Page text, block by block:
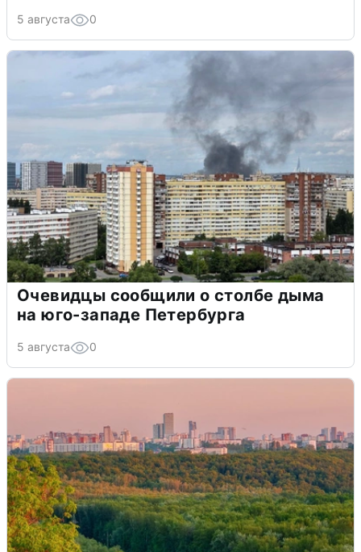
5 августа 0
Очевидцы сообщили о столбе дыма
на юго-западе Петербурга
5 августа 0